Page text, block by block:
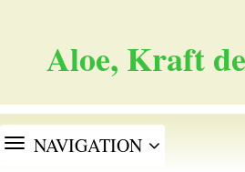
Aloe, Kraft
TOGGLE
NAVIGATION